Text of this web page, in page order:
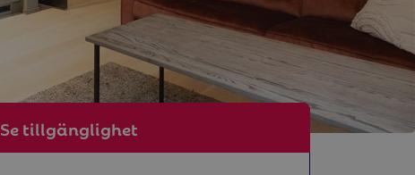
Se tillgänglighet